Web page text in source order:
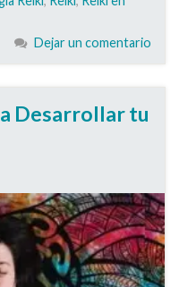
Dejar un comentario
Desarrollar tu